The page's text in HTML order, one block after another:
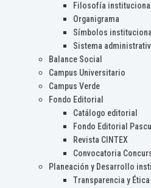
Filosofía institucional
Organigrama
Símbolos
Sistema
Balance Social
Campus Universitario
Campus Verde
Fondo Editorial
Catálogo editorial
Fondo Editorial
Revista CINTEX
Convocatoria
Planeación y Desarrollo
Transparencia y